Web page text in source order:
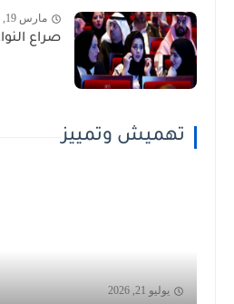
مارس 19, 2025
صراع
تهميش وتمييز
يوليو 21, 2026